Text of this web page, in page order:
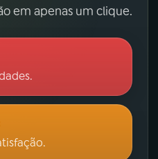
em apenas um clique.